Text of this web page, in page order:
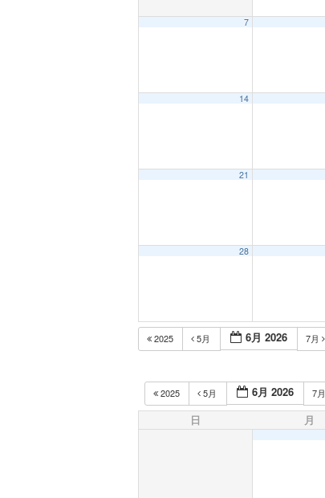
7
14
21
28
2025 5月 6月 2026 7月
2025 5月 6月 2026 7月
日 月